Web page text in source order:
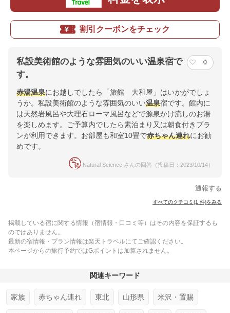
割引クーポンをチェック
私設美術館のような雰囲気のいい温泉宿で
す。
0
赤湯温泉にお越しでしたら「旅館 大和屋」はいかがでしょ
うか。私設美術館のような雰囲気のいい温泉宿です。館内に
は天然岩風呂や大理石ローマ風呂などで源泉かけ流しのお湯
を楽しめます。ご予算内でしたら素泊まり又は朝食付きプラ
ンが利用できます。お部屋も和室10畳で赤ちゃん連れにお勧
めです。
Natural Science さんの回答（投稿日：2023/10/14）
通報する
すべてのクチコミ(1 件)をみる
掲載している宿に関する情報（宿情報・口コミ等）はその内容を保証するも
のではありません。
最新の宿情報・プラン情報は楽天トラベルにてご確認ください。
本ページからの旅行予約ではGポイントは加算されません。
関連キーワード
家族 赤ちゃん連れ 東北 山形県 米沢・置賜